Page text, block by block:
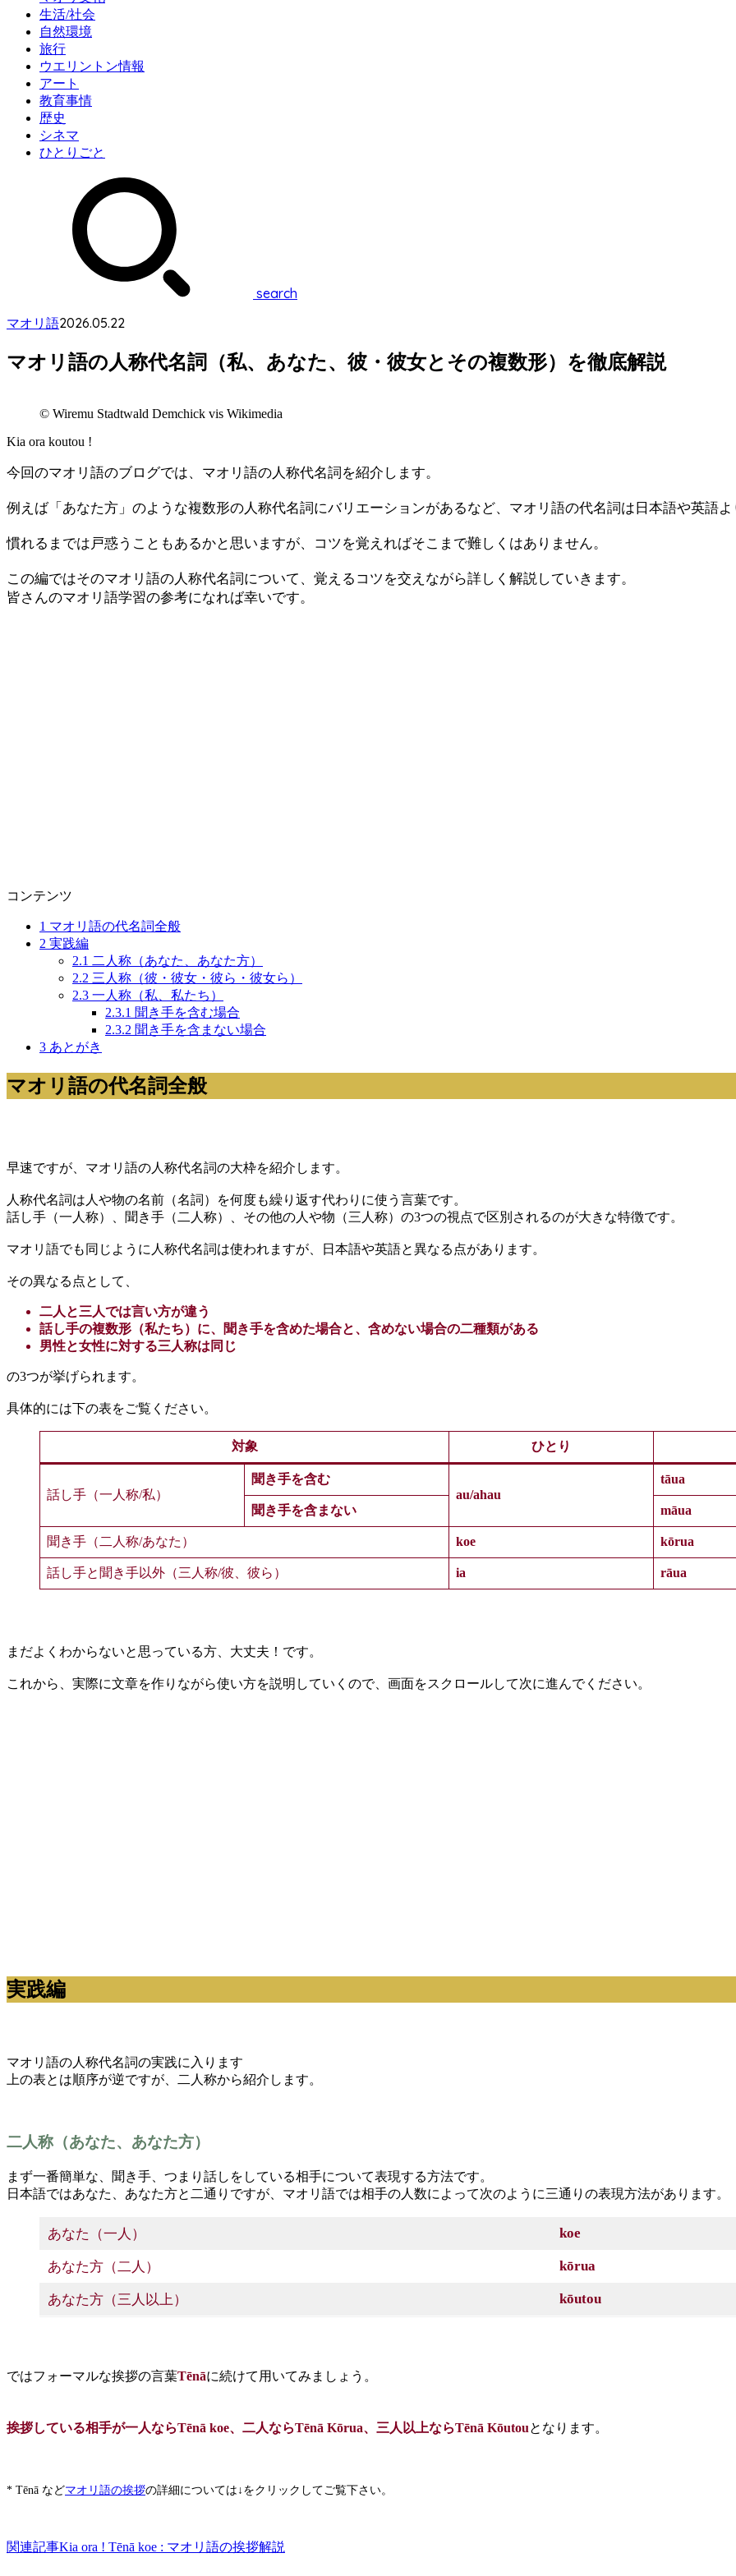
生活/社会
自然環境
旅行
ウエリントン情報
アート
教育事情
歴史
シネマ
ひとりごと
search
マオリ語2026.05.22
マオリ語の人称代名詞（私、あなた、彼・彼女とその複数形）を徹底解説
© Wiremu Stadtwald Demchick vis Wikimedia
Kia ora koutou !
今回のマオリ語のブログでは、マオリ語の人称代名詞を紹介します。
例えば「あなた方」のような複数形の人称代名詞にバリエーションがあるなど、マオリ語の代名詞は日本語や英語よ
慣れるまでは戸惑うこともあるかと思いますが、コツを覚えればそこまで難しくはありません。
この編ではそのマオリ語の人称代名詞について、覚えるコツを交えながら詳しく解説していきます。
皆さんのマオリ語学習の参考になれば幸いです。
コンテンツ
1 マオリ語の代名詞全般
2 実践編
2.1 二人称（あなた、あなた方）
2.2 三人称（彼・彼女・彼ら・彼女ら）
2.3 一人称（私、私たち）
2.3.1 聞き手を含む場合
2.3.2 聞き手を含まない場合
3 あとがき
マオリ語の代名詞全般
早速ですが、マオリ語の人称代名詞の大枠を紹介します。
人称代名詞は人や物の名前（名詞）を何度も繰り返す代わりに使う言葉です。
話し手（一人称）、聞き手（二人称）、その他の人や物（三人称）の3つの視点で区別されるのが大きな特徴です。
マオリ語でも同じように人称代名詞は使われますが、日本語や英語と異なる点があります。
その異なる点として、
二人と三人では言い方が違う
話し手の複数形（私たち）に、聞き手を含めた場合と、含めない場合の二種類がある
男性と女性に対する三人称は同じ
の3つが挙げられます。
具体的には下の表をご覧ください。
対象 ひとり
話し手（一人称/私）
聞き手を含む
au/ahau
tāua
聞き手を含まない māua
聞き手（二人称/あなた） koe kōrua
話し手と聞き手以外（三人称/彼、彼ら） ia rāua
まだよくわからないと思っている方、大丈夫！です。
これから、実際に文章を作りながら使い方を説明していくので、画面をスクロールして次に進んでください。
実践編
マオリ語の人称代名詞の実践に入ります
上の表とは順序が逆ですが、二人称から紹介します。
二人称（あなた、あなた方）
まず一番簡単な、聞き手、つまり話しをしている相手について表現する方法です。
日本語ではあなた、あなた方と二通りですが、マオリ語では相手の人数によって次のように三通りの表現方法があります。
あなた（一人） koe
あなた方（二人） kōrua
あなた方（三人以上） kōutou
ではフォーマルな挨拶の言葉Tēnāに続けて用いてみましょう。
挨拶している相手が一人ならTēnā koe、二人ならTēnā Kōrua、三人以上ならTēnā Kōutouとなります。
* Tēnā などマオリ語の挨拶の詳細については↓をクリックしてご覧下さい。
関連記事Kia ora ! Tēnā koe : マオリ語の挨拶解説